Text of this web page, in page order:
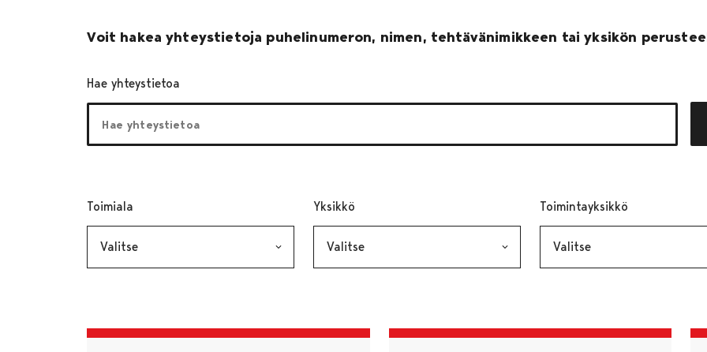
Voit hakea yhteystietoja puhelinumeron, nimen, tehtävänimikkeen tai yksikön
Hae yhteystietoa
Toimiala Yksikkö Toimintayksikkö